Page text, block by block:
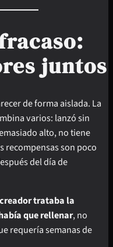
juntos
de forma aislada. La
varios: lanzó sin
alto, no tiene
recompensas son poco
del día de
trataba la
que rellenar, no
requería semanas de